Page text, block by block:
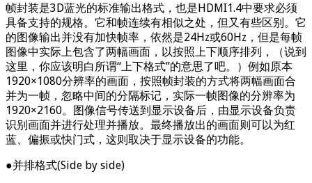
帧封装是3D蓝光的标准输出格式，也是HDMI1.4中要求必须
具备支持的规格。它和帧连续有相似之处，但又有些区别。它
的图像输出并没有加快帧率，依然是24Hz或60Hz，但是每帧
图像中实际上包含了两幅画面，以按照上下顺序排列，（说到
这里，你应该明白所谓“上下格式”的意思了吧。）例如原本
1920×1080分辨率的画面，按照帧封装的方式将两幅画面合
并为一帧，忽略中间的分隔标记，实际一帧图像的分辨率为
1920×2160。图像信号传送到显示设备后，由显示设备负责
识别画面并进行处理并播放。最终播放出的画面则可以为红
蓝、偏振或快门式，这则取决于显示设备的功能。
●并排格式(Side by side)